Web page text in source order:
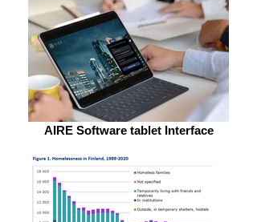
AIRE Software tablet Interface